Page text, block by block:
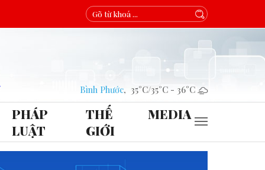
Bình Phước, 35°C/35°C - 36°C
PHÁP
LUẬT
THẾ
GIỚI
MEDIA